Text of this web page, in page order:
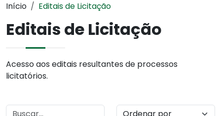
Início Editais de Licitação
Editais de Licitação
Acesso aos editais resultantes de processos
licitatórios.